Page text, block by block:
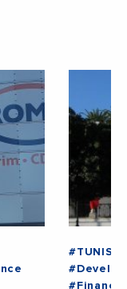
#TUNISIE